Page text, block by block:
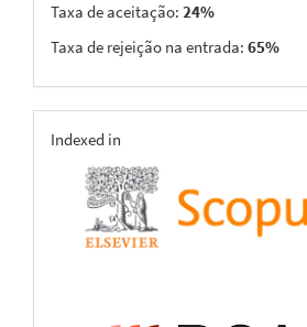
Taxa de aceitação: 24%
Taxa de rejeição na entrada: 65%
indexing
Indexed in